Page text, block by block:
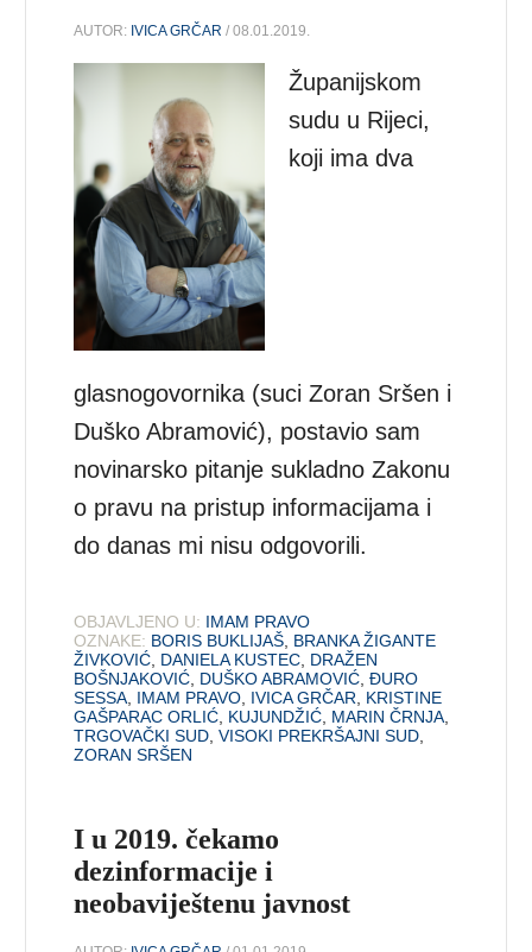
AUTOR: IVICA GRČAR / 08.01.2019.
Županijskom
sudu u Rijeci,
koji ima dva
glasnogovornika (suci Zoran Sršen i
Duško Abramović), postavio sam
novinarsko pitanje sukladno Zakonu
o pravu na pristup informacijama i
do danas mi nisu odgovorili.
OBJAVLJENO U: IMAM PRAVO
OZNAKE: BORIS BUKLIJAŠ BRANKA ŽIGANTE
ŽIVKOVIĆ DANIELA KUSTEC DRAŽEN
BOŠNJAKOVIĆ DUŠKO ABRAMOVIĆ ,ĐURO
SESSA IMAM PRAVO IVICA GRČAR
KRISTINE
GAŠPARAC ORLIĆ KUJUNDŽIĆ MARIN ČRNJA
TRGOVAČKI SUD ,VISOKI PREKRŠAJNI SUD
ZORAN SRŠEN
I u 2019. čekamo
dezinformacije i
neobaviještenu javnost